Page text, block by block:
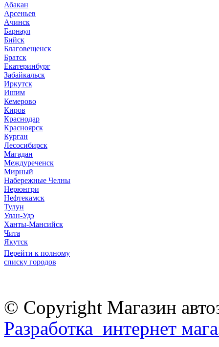
Абакан
Арсеньев
Ачинск
Барнаул
Бийск
Благовещенск
Братск
Екатеринбург
Забайкальск
Иркутск
Ишим
Кемерово
Киров
Краснодар
Красноярск
Курган
Лесосибирск
Магадан
Междуреченск
Мирный
Набережные Челны
Нерюнгри
Нефтекамск
Тулун
Улан-Удэ
Ханты-Мансийск
Чита
Якутск
Перейти к полному
списку городов
© Copyright Магазин
Разработка интернет